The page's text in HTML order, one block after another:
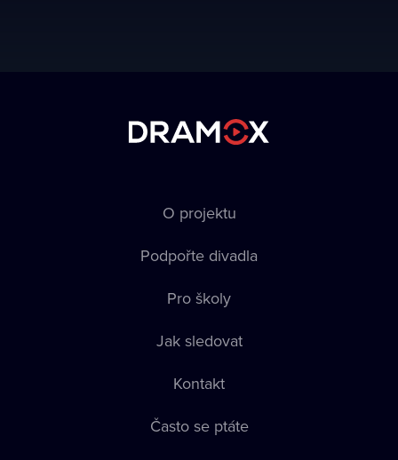
O projektu
Podpořte divadla
Pro školy
Jak sledovat
Kontakt
Často se ptáte